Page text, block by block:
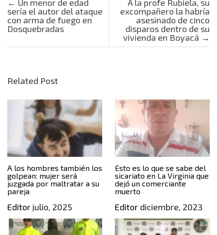
Post navigation
← Un menor de edad
sería el autor del ataque
con arma de fuego en
Dosquebradas
A la profe Rubiela, su
excompañero la habría
asesinado de cinco
disparos dentro de su
vivienda en Boyacá →
Related Post
A los hombres también los
golpean: mujer será
juzgada por maltratar a su
pareja
Editor julio, 2025
Esto es lo que se sabe del
sicariato en La Virginia que
dejó un comerciante
muerto
Editordiciembre, 2023